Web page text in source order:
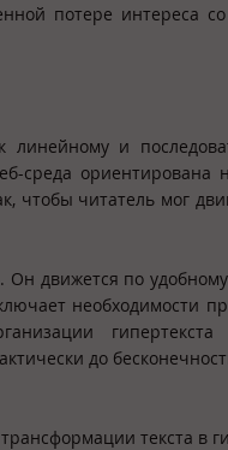
потере интереса
и
среда ориентирована
чтобы читатель мог
Он движется по
необходимости
гипертекста
до
текста в